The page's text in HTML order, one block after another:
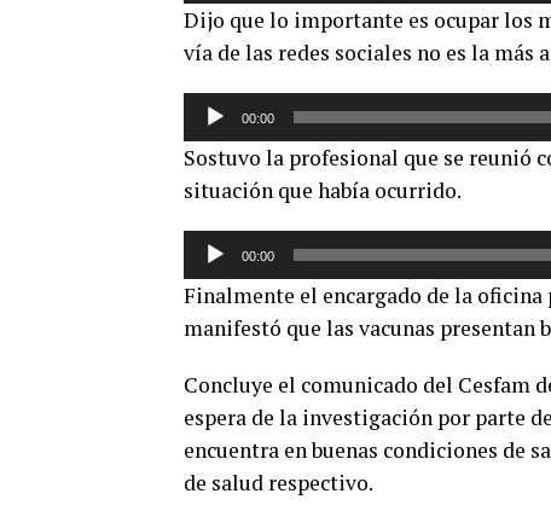
audio
Dijo que lo importante es ocupar los
vía de las redes sociales no es la
Reproductor
audio
00:00
Sostuvo la profesional que se reunió
situación que había ocurrido.
Reproductor
audio
00:00
Finalmente el encargado de la
manifestó que las vacunas presentan
Concluye el comunicado del Cesfam
espera de la investigación por parte
encuentra en buenas condiciones de
de salud respectivo.